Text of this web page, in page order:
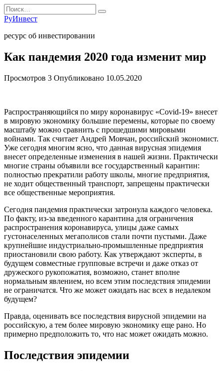
Перейти
к
содержанию
Search
for:
РуИнвест
ресурс об инвестировании
Как пандемия 2020 года изменит мир
Просмотров 3 Опубликовано 10.05.2020
Распространяющийся по миру коронавирус «Covid-19» внесет
в мировую экономику большие перемены, которые по своему
масштабу можно сравнить с прошедшими мировыми
войнами. Так считает Андрей Мовчан, российский экономист.
Уже сегодня многим ясно, что данная вирусная эпидемия
внесет определенные изменения в нашей жизни. Практически
многие страны объявили все государственный карантин:
полностью прекратили работу школы, многие предприятия,
не ходит общественный транспорт, запрещены практически
все общественные мероприятия.
Сегодня пандемия практически затронула каждого человека.
По факту, из-за введенного карантина для ограничения
распространения коронавируса, улицы даже самых
густонаселенных мегаполисов стали почти пустыми. Даже
крупнейшие индустриально-промышленные предприятия
приостановили свою работу. Как утверждают эксперты, в
будущем совместные групповые встречи и даже отказ от
дружеского рукопожатия, возможно, станет вполне
нормальным явлением, но всем этим последствия эпидемии
не ограничатся. Что же может ожидать нас всех в недалеком
будущем?
Правда, оценивать все последствия вирусной эпидемии на
российскую, а тем более мировую экономику еще рано. Но
примерно предположить то, что нас может ожидать можно.
Последствия эпидемии